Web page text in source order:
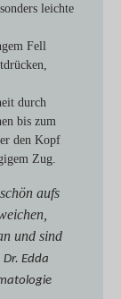
leichte
Fell
durch
bis zum
den Kopf
Zug.
aufs
und sind
Dr. Edda